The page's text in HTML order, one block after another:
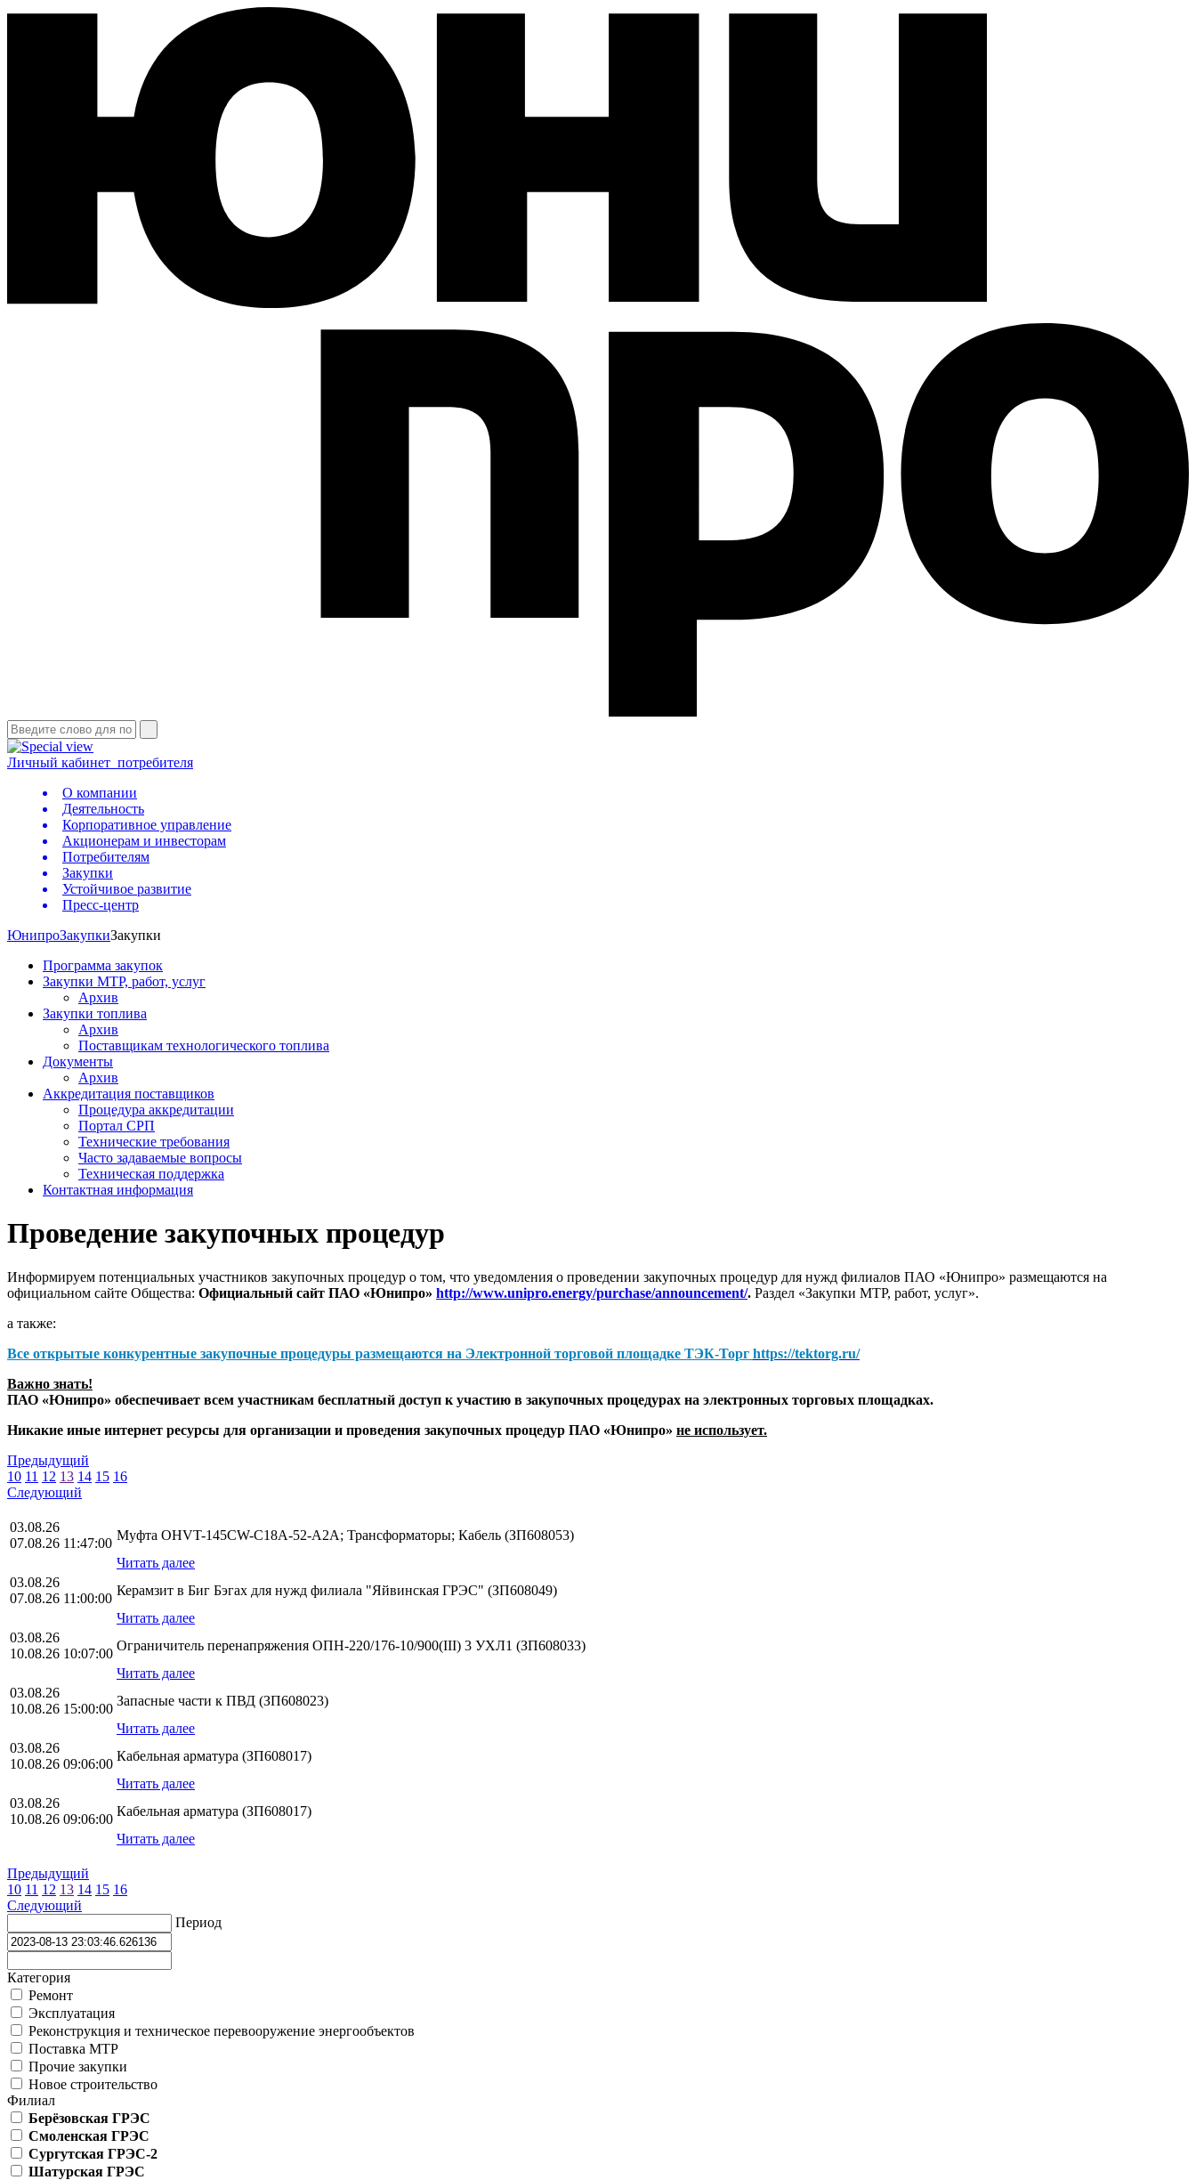
Личный кабинет потребителя
О компании
Деятельность
Корпоративное управление
Акционерам и инвесторам
Потребителям
Закупки
Устойчивое развитие
Пресс-центр
ЮнипроЗакупкиЗакупки
Программа закупок
Закупки МТР, работ, услуг
Архив
Закупки топлива
Архив
Поставщикам технологического топлива
Документы
Архив
Аккредитация поставщиков
Процедура аккредитации
Портал СРП
Технические требования
Часто задаваемые вопросы
Техническая поддержка
Контактная информация
Проведение закупочных процедур
Информируем потенциальных участников закупочных процедур о том, что уведомления о проведении закупочных процедур для нужд филиалов ПАО «Юнипро» размещаются на
официальном сайте Общества: Официальный сайт ПАО «Юнипро» http://www.unipro.energy/purchase/announcement/. Раздел «Закупки МТР, работ, услуг».
а также:
Все открытые конкурентные закупочные процедуры размещаются на Электронной торговой площадке ТЭК-Торг https://tektorg.ru/
Важно знать!
ПАО «Юнипро» обеспечивает всем участникам бесплатный доступ к участию в закупочных процедурах на электронных торговых площадках.
Никакие иные интернет ресурсы для организации и проведения закупочных процедур ПАО «Юнипро» не использует.
Предыдущий
10 11 12 13 14 15 16
Следующий
03.08.26
07.08.26 11:47:00
Муфта OHVT-145CW-C18A-52-A2A; Трансформаторы; Кабель (ЗП608053)
Читать далее
03.08.26
07.08.26 11:00:00
Керамзит в Биг Бэгах для нужд филиала "Яйвинская ГРЭС" (ЗП608049)
Читать далее
03.08.26
10.08.26 10:07:00
Ограничитель перенапряжения ОПН-220/176-10/900(III) 3 УХЛ1 (ЗП608033)
Читать далее
03.08.26
10.08.26 15:00:00
Запасные части к ПВД (ЗП608023)
Читать далее
03.08.26
10.08.26 09:06:00
Кабельная арматура (ЗП608017)
Читать далее
03.08.26
10.08.26 09:06:00
Кабельная арматура (ЗП608017)
Читать далее
Предыдущий
10 11 12 13 14 15 16
Следующий
Период
Категория
Ремонт
Эксплуатация
Реконструкция и техническое перевооружение энергообъектов
Поставка МТР
Прочие закупки
Новое строительство
Филиал
Берёзовская ГРЭС
Смоленская ГРЭС
Сургутская ГРЭС-2
Шатурская ГРЭС